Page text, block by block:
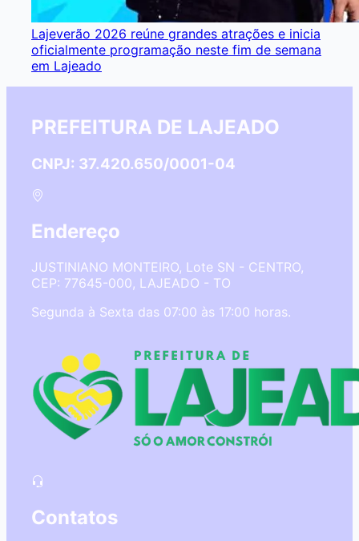
Lajeverão 2026 reúne grandes atrações e inicia
oficialmente programação neste fim de semana
em Lajeado
PREFEITURA DE LAJEADO
CNPJ: 37.420.650/0001-04
Endereço
JUSTINIANO MONTEIRO, Lote SN - CENTRO,
CEP: 77645-000, LAJEADO - TO
Segunda à Sexta das 07:00 às 17:00 horas.
Contatos